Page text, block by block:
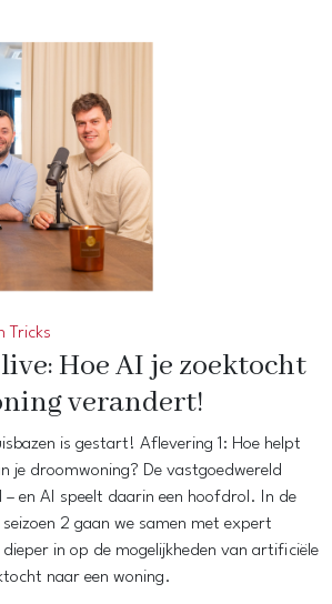
Tricks
Hoe AI je zoektocht
verandert!
is gestart! Aflevering 1: Hoe helpt
je droomwoning? De vastgoedwereld
en AI speelt daarin een hoofdrol. In de
2 gaan we samen met expert
dieper in op de mogelijkheden van artificiële
naar een woning.